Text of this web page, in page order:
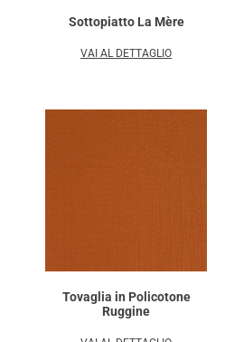
Sottopiatto La Mère
VAI AL DETTAGLIO
Tovaglia in Policotone
Ruggine